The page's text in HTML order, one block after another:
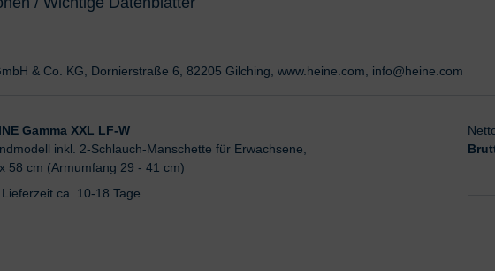
& Co. KG, Dornierstraße 6, 82205 Gilching, www.heine.com, info@heine.com
Gamma XXL LF-W
inkl. 2-Schlauch-Manschette für Erwachsene,
58 cm (Armumfang 29 - 41 cm)
Lieferzeit ca. 10-18 Tage